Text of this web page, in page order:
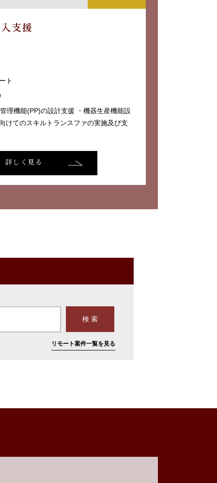
支援
ト
理機能(PP)の設計支援 ・機器生産機能設
けてのスキルトランスファの実施及び支
詳しく見る
リモート案件一覧を見る